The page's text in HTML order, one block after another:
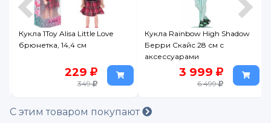
Кукла 1Toy Alisa Little Love
брюнетка, 14,4 см
229
349
Кукла Rainbow High Shadow
Берри Скайс 28 см с
аксессуарами
3 999
6 499
С этим товаром покупают